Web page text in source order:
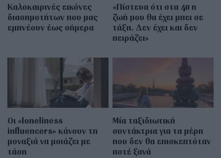
Καλοκαιρινές εικόνες
διασημοτήτων που μας
εμπνέουν έως σήμερα
«Πίστευα ότι στα 40 η
ζωή μου θα έχει μπει σε
τάξη. Δεν έχει και δεν
πειράζει»
Οι «loneliness
influencers» κάνουν τη
μοναξιά να μοιάζει με
τάση
Μία ταξιδιωτική
συντάκτρια για τα μέρη
που δεν θα επισκεπτόταν
ποτέ ξανά